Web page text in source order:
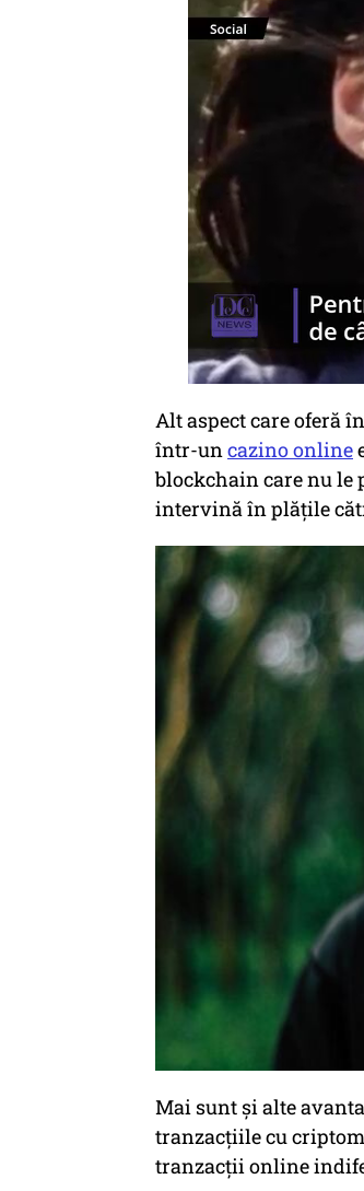
Alt aspect care oferă
într-uncazino online
blockchain care nu le
intervină în plățile
Mai sunt și alte
tranzacțiile cu
tranzacții online